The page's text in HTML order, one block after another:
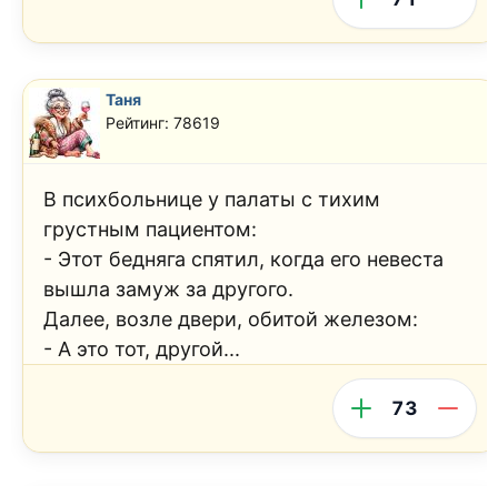
Таня
Рейтинг: 78619
В психбольнице у палаты с тихим
грустным пациентом:
- Этот бедняга спятил, когда его невеста
вышла замуж за другого.
Далее, возле двери, обитой железом:
- А это тот, другой...
73